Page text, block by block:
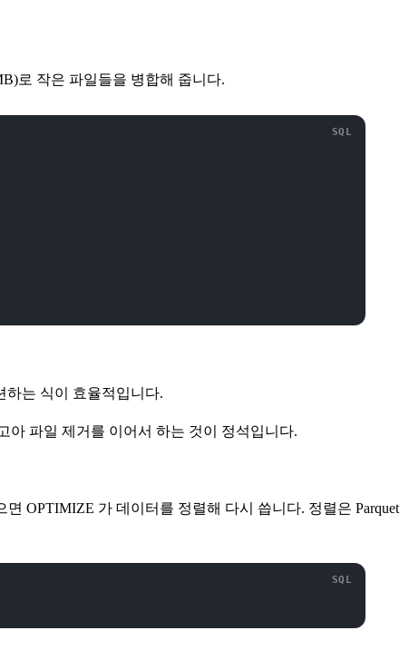
로 작은 파일들을 병합해 줍니다.
하는 식이 효율적입니다.
아 파일 제거를 이어서 하는 것이 정석입니다.
면 OPTIMIZE 가 데이터를 정렬해 다시 씁니다. 정렬은 Parquet